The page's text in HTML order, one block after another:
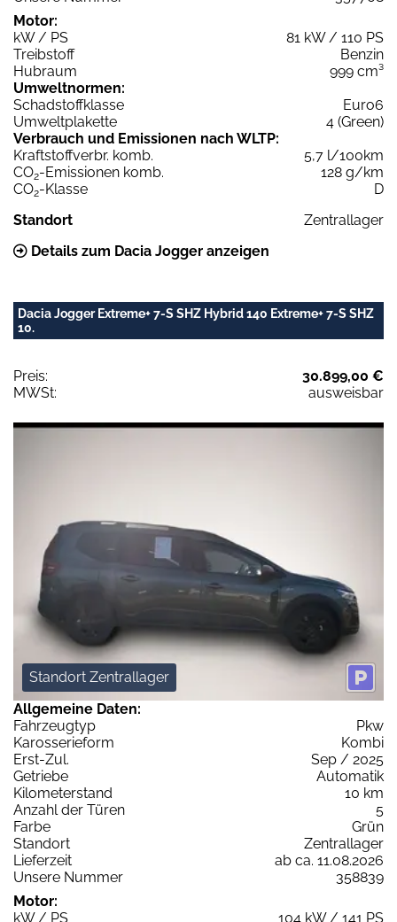
Motor:
kW / PS
81 kW / 110 PS
Treibstoff
Benzin
Hubraum
999 cm³
Umweltnormen:
Schadstoffklasse
Euro6
Umweltplakette
4 (Green)
Verbrauch und Emissionen nach WLTP:
Kraftstoffverbr. komb.
5,7 l/100km
CO2-Emissionen komb.
128 g/km
CO2-Klasse
D
Standort
Zentrallager
Details zum Dacia Jogger anzeigen
Dacia Jogger Extreme+ 7-S SHZ Hybrid 140 Extreme+ 7-S SHZ
10.
Preis:
30.899,00 €
MWSt:
ausweisbar
Standort Zentrallager
Allgemeine Daten:
Fahrzeugtyp
Pkw
Karosserieform
Kombi
Erst-Zul.
Sep / 2025
Getriebe
Automatik
Kilometerstand
10 km
Anzahl der Türen
5
Farbe
Grün
Standort
Zentrallager
Lieferzeit
ab ca. 11.08.2026
Unsere Nummer
358839
Motor:
kW / PS
104 kW / 141 PS